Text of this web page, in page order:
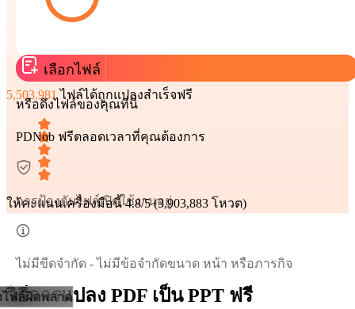
เลือกไฟล์
หรือดึงไฟล์ของคุณที่นี่
PDNob ฟรีตลอดเวลาที่คุณต้องการ
การป้องกันไฟล์เปิดใช้งานอยู่
ไม่มีขีดจำกัด - ไม่มีข้อจำกัดขนาด หน้า หรือภารกิจ
ไฟล์ผิดพลาด
5,503,981ไฟล์ได้ถูกแปลงสำเร็จฟรี
ให้คะแนนเครื่องมือนี้4.8/5 (3,903,883 โหวต)
วิธีการแปลง PDF เป็น PPT ฟรี